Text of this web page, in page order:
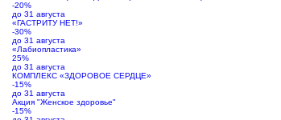
-20%
до 31 августа
«ГАСТРИТУ НЕТ!»
-30%
до 31 августа
«Лабиопластика»
25%
до 31 августа
КОМПЛЕКС «ЗДОРОВОЕ СЕРДЦЕ»
-15%
до 31 августа
Акция "Женское здоровье"
-15%